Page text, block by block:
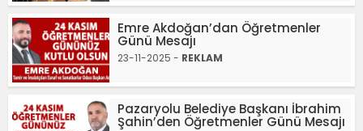
Emre Akdoğan’dan Öğretmenler
Günü Mesajı
23-11-2025 - REKLAM
Pazaryolu Belediye Başkanı İbrahim
Şahin’den Öğretmenler Günü Mesajı